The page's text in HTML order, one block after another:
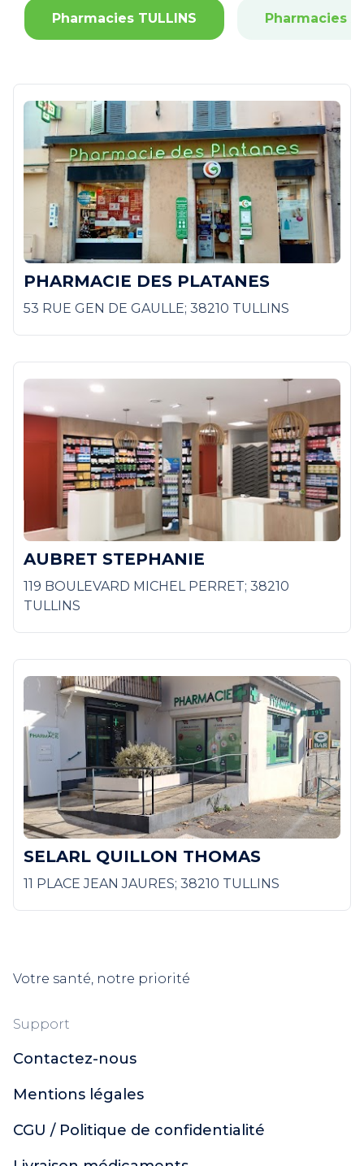
Pharmacies TULLINS Pharmacies
PHARMACIE DES PLATANES
53 RUE GEN DE GAULLE; 38210 TULLINS
AUBRET STEPHANIE
119 BOULEVARD MICHEL PERRET; 38210
TULLINS
SELARL QUILLON THOMAS
11 PLACE JEAN JAURES; 38210 TULLINS
Votre santé, notre priorité
Support
Contactez-nous
Mentions légales
CGU / Politique de confidentialité